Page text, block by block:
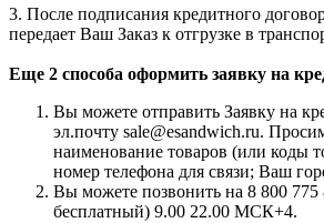
3. После подписания кредитного
передает Ваш Заказ к отгрузке в
Еще 2 способа оформить заявку на
Вы можете отправить Заявку на
эл.почту sale@esandwich.ru.
наименование товаров (или коды
номер телефона для связи; Ваш
Вы можете позвонить на 8 800 775
бесплатный) 9.00 22.00 МСК+4.